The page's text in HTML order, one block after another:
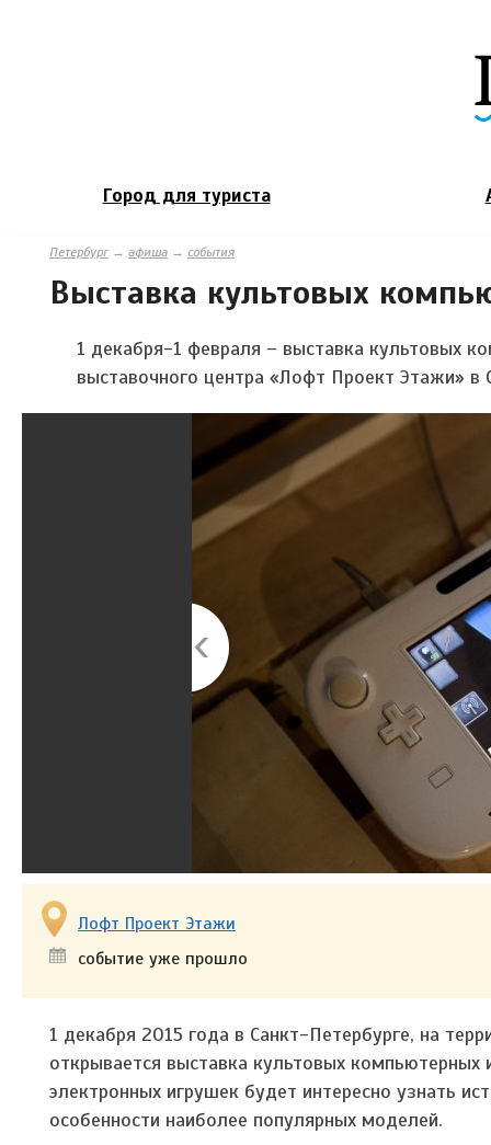
Город для туриста
Петербург→ афиша → события
Выставка культовых
1 декабря-1 февраля – выставка культовых
выставочного центра «Лофт Проект Этажи» в
Лофт Проект Этажи
событие уже прошло
1 декабря 2015 года в Санкт-Петербурге, на
открывается выставка культовых
электронных игрушек будет интересно узнать
особенности наиболее популярных моделей.